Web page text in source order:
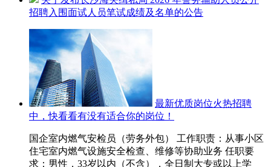
招聘入围面试人员笔试成绩及名单的公告
最新优质岗位火热招聘
中，快看看有没有适合你的岗位！
国企室内燃气安检员（劳务外包） 工作职责：从事小区
住宅室内燃气设施安全检查、维修等协助业务 任职要
求：男性，33岁以内（不含），全日制大专或以上学